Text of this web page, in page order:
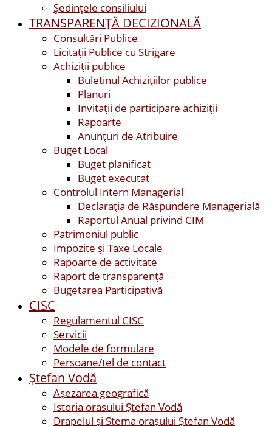
Ședințele consiliului
TRANSPARENȚĂ DECIZIONALĂ
Consultări Publice
Licitații Publice cu Strigare
Achiziţii publice
Buletinul Achizițiilor publice
Planuri
Invitaţii de participare achiziții
Rapoarte
Anunțuri de Atribuire
Buget Local
Buget planificat
Buget executat
Controlul Intern Managerial
Declarația de Răspundere Managerială
Raportul Anual privind CIM
Patrimoniul public
Impozite și Taxe Locale
Rapoarte de activitate
Raport de transparenţă
Bugetarea Participativă
CISC
Regulamentul CISC
Servicii
Modele de formulare
Persoane/tel de contact
Ştefan Vodă
Așezarea geografică
Istoria orasului Ştefan Vodă
Drapelul şi Stema oraşului Ştefan Vodă